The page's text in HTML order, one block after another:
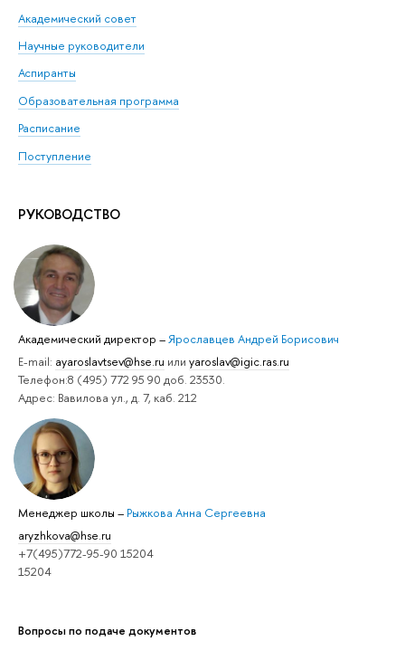
Академический совет
Научные руководители
Аспиранты
Образовательная программа
Расписание
Поступление
РУКОВОДСТВО
Академический директор –Ярославцев Андрей Борисович
E-mail: ayaroslavtsev@hse.ru или yaroslav@igic.ras.ru
Телефон:8 (495) 772 95 90 доб. 23530.
Адрес: Вавилова ул., д. 7, каб. 212
Менеджер школы – Рыжкова Анна Сергеевна
aryzhkova@hse.ru
+7(495)772-95-90 15204
15204
Вопросы по подаче документов